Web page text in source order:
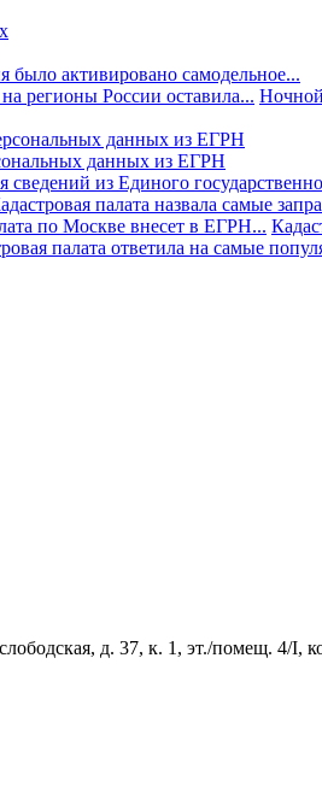
было активировано самодельное...
регионы России оставила...
данных из ЕГРН
из Единого
палата назвала самые
по Москве внесет в ЕГРН...
палата ответила на самые
д. 37, к. 1, эт./помещ. 4/I,